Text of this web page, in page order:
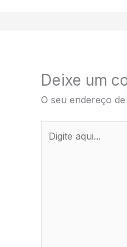
Deixe um
O seu endereço
aqui...